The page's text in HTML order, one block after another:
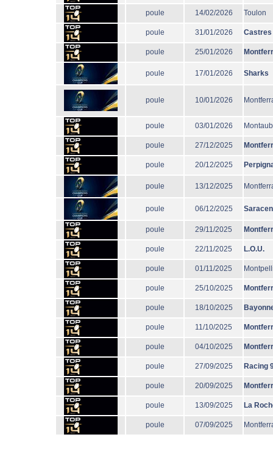
poule 14/02/2026 Toulon
poule 31/01/2026 Castres
poule 25/01/2026
poule 17/01/2026 Sharks
poule 10/01/2026
poule 03/01/2026
poule 27/12/2025
poule 20/12/2025
poule 13/12/2025
poule 06/12/2025
poule 29/11/2025
poule 22/11/2025 L.O.U.
poule 01/11/2025
poule 25/10/2025
poule 18/10/2025
poule 11/10/2025
poule 04/10/2025
poule 27/09/2025 Racing
poule 20/09/2025
poule 13/09/2025 La
poule 07/09/2025